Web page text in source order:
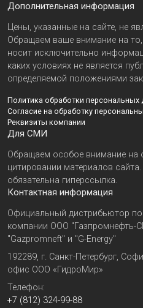
Дополнительная информация
Цены, указанные на сайте, не
Обращаем ваше внимание на
носит исключительно
каких условиях не является
определяемой положениями
Политика обработки персональных
Согласие на обработку
Реквизиты компании
Для СМИ
Обращаем особое внимание на
цитировании материалов
обязательна гиперссылка.
Контактная информация
Официальный дистрибьютор по
компании ООО "Газпромнефть-
"Gazpromneft" и "G-Energy"
192289, г. Санкт-Петербург,
офис ООО «ГидроМир»
Телефон:
+7 (812) 324-99-88